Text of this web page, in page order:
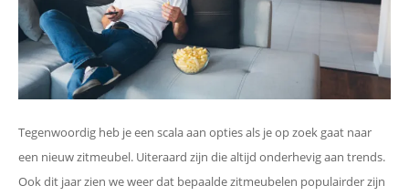
Tegenwoordig heb je een scala aan opties als je op zoek gaat naar
een nieuw zitmeubel. Uiteraard zijn die altijd onderhevig aan trends.
Ook dit jaar zien we weer dat bepaalde zitmeubelen populairder zijn